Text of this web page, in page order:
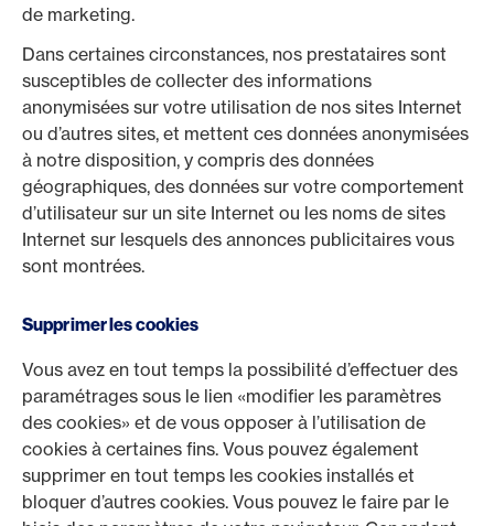
de marketing.
Dans certaines circonstances, nos prestataires sont
susceptibles de collecter des informations
anonymisées sur votre utilisation de nos sites Internet
ou d’autres sites, et mettent ces données anonymisées
à notre disposition, y compris des données
géographiques, des données sur votre comportement
d’utilisateur sur un site Internet ou les noms de sites
Internet sur lesquels des annonces publicitaires vous
sont montrées.
Supprimer les cookies
Vous avez en tout temps la possibilité d’effectuer des
paramétrages sous le lien «modifier les paramètres
des cookies» et de vous opposer à l’utilisation de
cookies à certaines fins. Vous pouvez également
supprimer en tout temps les cookies installés et
bloquer d’autres cookies. Vous pouvez le faire par le